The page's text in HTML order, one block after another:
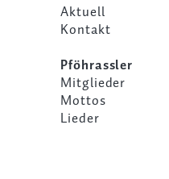
Aktuell
Kontakt
Pföhrassler
Mitglieder
Mottos
Lieder